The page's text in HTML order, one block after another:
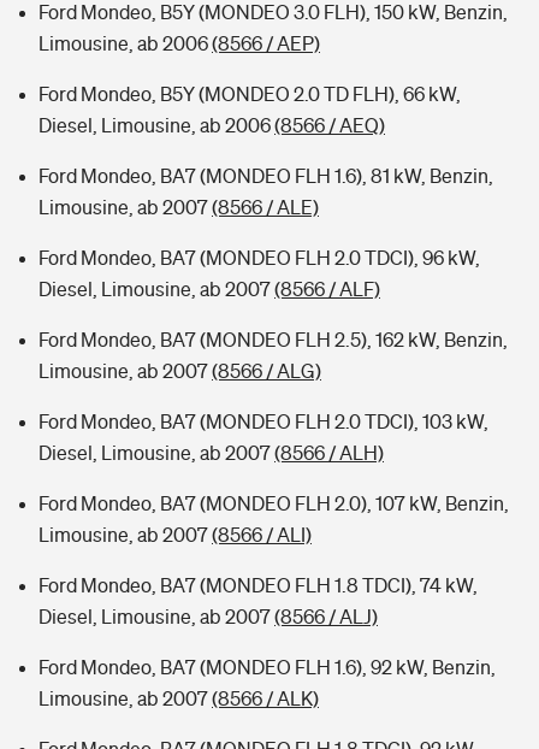
Ford Mondeo, B5Y (MONDEO 3.0 FLH), 150 kW, Benzin,
Limousine, ab 2006(8566 / AEP)
Ford Mondeo, B5Y (MONDEO 2.0 TD FLH), 66 kW,
Diesel, Limousine, ab 2006(8566 / AEQ)
Ford Mondeo, BA7 (MONDEO FLH 1.6), 81 kW, Benzin,
Limousine, ab 2007(8566 / ALE)
Ford Mondeo, BA7 (MONDEO FLH 2.0 TDCI), 96 kW,
Diesel, Limousine, ab 2007(8566 / ALF)
Ford Mondeo, BA7 (MONDEO FLH 2.5), 162 kW, Benzin,
Limousine, ab 2007(8566 / ALG)
Ford Mondeo, BA7 (MONDEO FLH 2.0 TDCI), 103 kW,
Diesel, Limousine, ab 2007(8566 / ALH)
Ford Mondeo, BA7 (MONDEO FLH 2.0), 107 kW, Benzin,
Limousine, ab 2007(8566 / ALI)
Ford Mondeo, BA7 (MONDEO FLH 1.8 TDCI), 74 kW,
Diesel, Limousine, ab 2007(8566 / ALJ)
Ford Mondeo, BA7 (MONDEO FLH 1.6), 92 kW, Benzin,
Limousine, ab 2007(8566 / ALK)